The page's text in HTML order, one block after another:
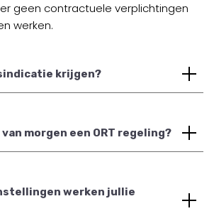
geen contractuele verplichtingen
werken.
krijgen?
morgen een ORT regeling?
werken jullie